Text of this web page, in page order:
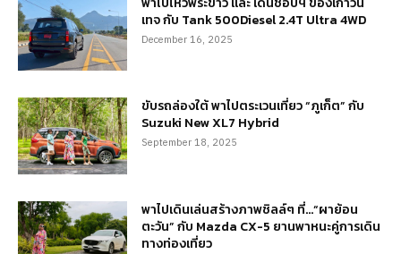
เทจ กับ Tank 500Diesel 2.4T Ultra 4WD
December 16, 2025
ขับรถล่องใต้ พาไปตระเวนเที่ยว “ภูเก็ต” กับ
Suzuki New XL7 Hybrid
September 18, 2025
พาไปเดินเล่นสร้างภาพชิลล์ๆ ที่…“ผาย้อน
ตะวัน” กับ Mazda CX-5 ยานพาหนะคู่การเดิน
ทางท่องเที่ยว